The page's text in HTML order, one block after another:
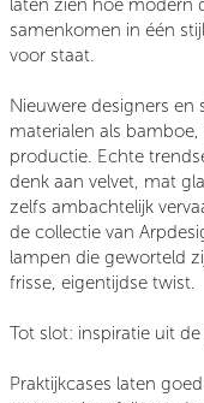
laten zien hoe modern
samenkomen in één
voor staat.
Nieuwere designers
materialen als
productie. Echte
denk aan velvet, mat
zelfs ambachtelijk
de collectie van
lampen die geworteld
frisse, eigentijdse twist.
Tot slot: inspiratie uit de
Praktijkcases laten